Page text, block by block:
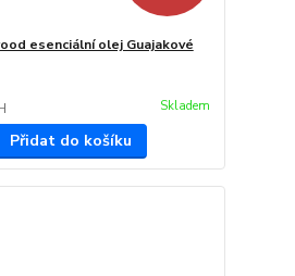
esenciální olej Guajakové
Skladem
Přidat do košíku